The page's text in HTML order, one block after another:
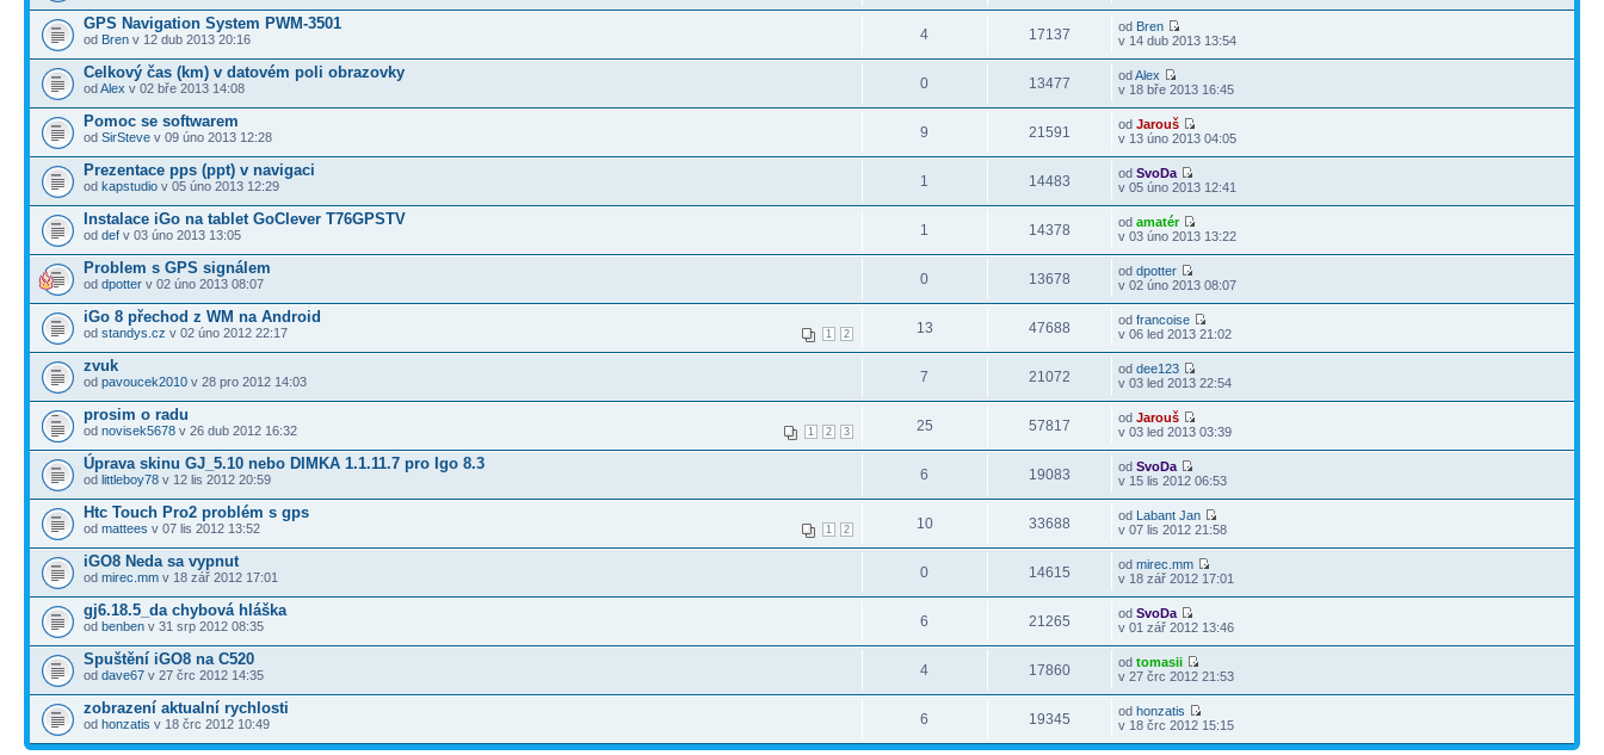
GPS Navigation System PWM-3501
od Bren v 12 dub 2013 20:16 4 17137 od Bren
v 14 dub 2013 13:54
Celkový čas (km) v datovém poli obrazovky
odAlex v 02 bře 2013 14:08 0 13477 odAlex
v 18 bře 2013 16:45
Pomoc se softwarem
od SirSteve v 09 úno 2013 12:28 9 21591 odJarouš
v 13 úno 2013 04:05
Prezentace pps (ppt) v navigaci
od kapstudio v 05 úno 2013 12:29 1 14483 odSvoDa
v 05 úno 2013 12:41
Instalace iGo na tablet GoClever T76GPSTV
od def v 03 úno 2013 13:05 1 14378 odamatér
v 03 úno 2013 13:22
Problem s GPS signálem
od dpotter v 02 úno 2013 08:07 0 13678 oddpotter
v 02 úno 2013 08:07
iGo 8 přechod z WM na Android
1 2
od standys.cz v 02 úno 2012 22:17 13 47688 odfrancoise
v 06 led 2013 21:02
zvuk
od pavoucek2010 v 28 pro 2012 14:03 7 21072 oddee123
v 03 led 2013 22:54
prosim o radu
1 2 3
od novisek5678 v 26 dub 2012 16:32 25 57817 odJarouš
v 03 led 2013 03:39
Úprava skinu GJ_5.10 nebo DIMKA 1.1.11.7 pro Igo 8.3
od littleboy78 v 12 lis 2012 20:59 6 19083 odSvoDa
v 15 lis 2012 06:53
Htc Touch Pro2 problém s gps
1 2
od mattees v 07 lis 2012 13:52 10 33688 od Labant Jan
v 07 lis 2012 21:58
iGO8 Neda sa vypnut
od mirec.mm v 18 zář 2012 17:01 0 14615 odmirec.mm
v 18 zář 2012 17:01
gj6.18.5_da chybová hláška
od benben v 31 srp 2012 08:35 6 21265 odSvoDa
v 01 zář 2012 13:46
Spuštění iGO8 na C520
od dave67 v 27 črc 2012 14:35 4 17860 odtomasii
v 27 črc 2012 21:53
zobrazení aktualní rychlosti
od honzatis v 18 črc 2012 10:49 6 19345 odhonzatis
v 18 črc 2012 15:15